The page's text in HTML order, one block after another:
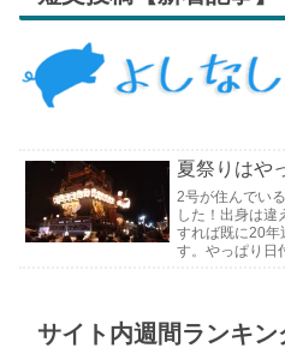
夏祭りはや
2号が住んでい
した！出身は違
すれば既に20年
す。やっぱり日
サイト内週間ランキン